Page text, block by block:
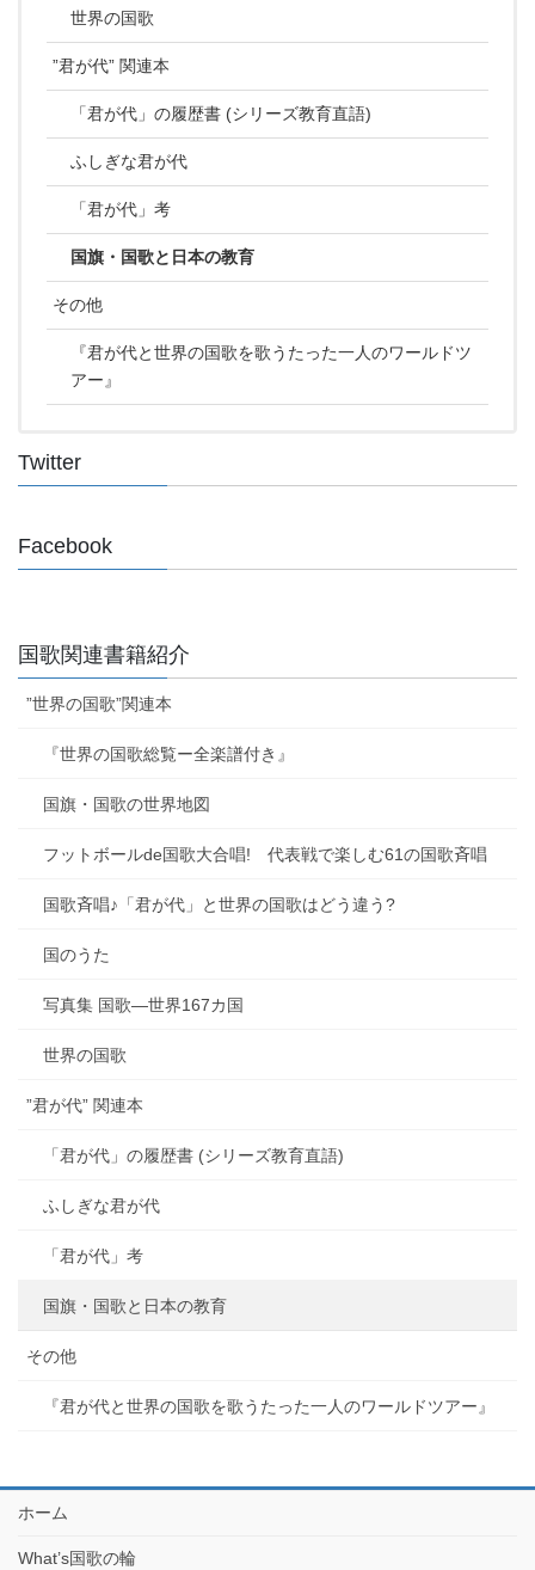
世界の国歌
”君が代” 関連本
「君が代」の履歴書 (シリーズ教育直語)
ふしぎな君が代
「君が代」考
国旗・国歌と日本の教育
その他
『君が代と世界の国歌を歌うたった一人のワールドツ
アー』
Twitter
Facebook
国歌関連書籍紹介
”世界の国歌”関連本
『世界の国歌総覧ー全楽譜付き』
国旗・国歌の世界地図
フットボールde国歌大合唱! 代表戦で楽しむ61の国歌斉唱
国歌斉唱♪「君が代」と世界の国歌はどう違う?
国のうた
写真集 国歌―世界167カ国
世界の国歌
”君が代” 関連本
「君が代」の履歴書 (シリーズ教育直語)
ふしぎな君が代
「君が代」考
国旗・国歌と日本の教育
その他
『君が代と世界の国歌を歌うたった一人のワールドツアー』
ホーム
What’s国歌の輪